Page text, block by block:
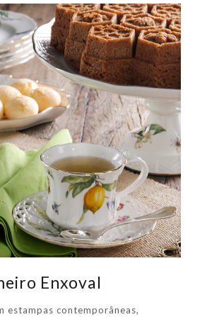
Enxoval
estampas contemporâneas,